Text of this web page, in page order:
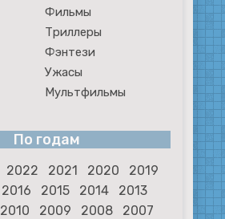
Фильмы
Триллеры
Фэнтези
Ужасы
Мультфильмы
По годам
2022 2021 2020
2019
2016 2015 2014
2013
2010 2009 2008
2007